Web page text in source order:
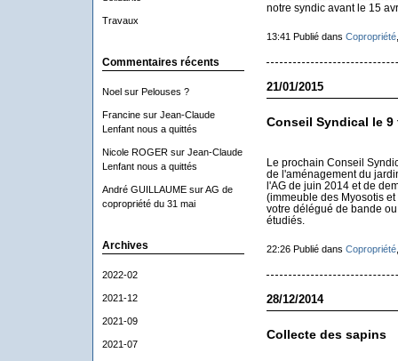
Travaux
Commentaires récents
Noelsur Pelouses ?
Francinesur Jean-Claude
Lenfant nous a quittés
Nicole ROGERsur Jean-Claude
Lenfant nous a quittés
André GUILLAUMEsurAG de
copropriété du 31 mai
Archives
2022-02
2021-12
2021-09
2021-07
notre syndic avant le 15
13:41 Publié dans Copropriété
21/01/2015
Conseil Syndical le 9
Le prochain Conseil
de l'aménagement du
l'AG de juin 2014 et de
(immeuble des Myosotis
votre délégué de bande
étudiés.
22:26 Publié dans Copropriété
28/12/2014
Collecte des sapins